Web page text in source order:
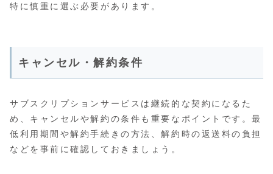
特に慎重に選ぶ必要があります。
キャンセル・解約条件
サブスクリプションサービスは継続的な契約になるた
め、キャンセルや解約の条件も重要なポイントです。最
低利用期間や解約手続きの方法、解約時の返送料の負担
などを事前に確認しておきましょう。